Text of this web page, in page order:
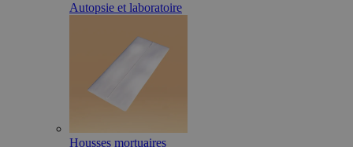
Autopsie et laboratoire
Housses mortuaires